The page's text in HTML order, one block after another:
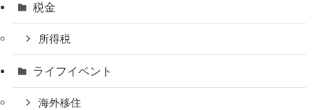
税金
所得税
ライフイベント
海外移住